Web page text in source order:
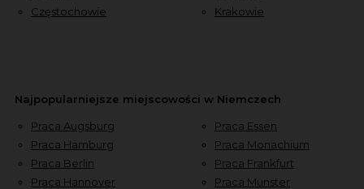
Częstochowie
Krakowie
Najpopularniejsze miejscowości w Niemczech
Praca Augsburg
Praca Hamburg
Praca Berlin
Praca Hannover
Praca Essen
Praca Monachium
Praca Frankfurt
Praca Munster